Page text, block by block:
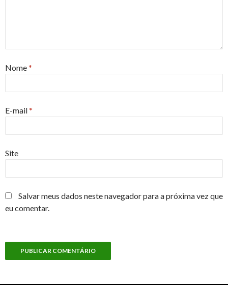
Nome*
E-mail*
Site
Salvar meus dados neste navegador para a próxima vez que
eu comentar.